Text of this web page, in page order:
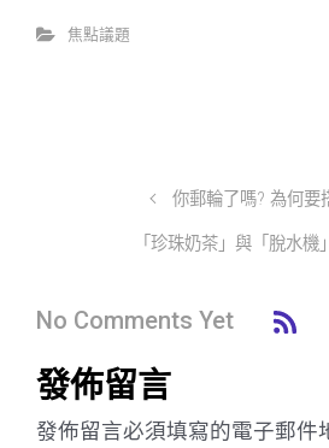
焦點議題
你郵輪了嗎? 為何要
「珍珠奶茶」與「脫水機
No Comments Yet
發佈留言
發佈留言必須填寫的電子郵件